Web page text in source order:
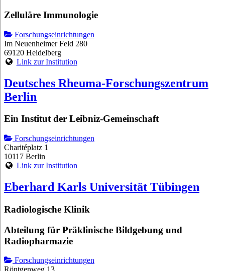
Zelluläre Immunologie
Forschungseinrichtungen
Im Neuenheimer Feld 280
69120 Heidelberg
Link zur Institution
Deutsches Rheuma-Forschungszentrum
Berlin
Ein Institut der Leibniz-Gemeinschaft
Forschungseinrichtungen
Charitéplatz 1
10117 Berlin
Link zur Institution
Eberhard Karls Universität Tübingen
Radiologische Klinik
Abteilung für Präklinische Bildgebung und
Radiopharmazie
Forschungseinrichtungen